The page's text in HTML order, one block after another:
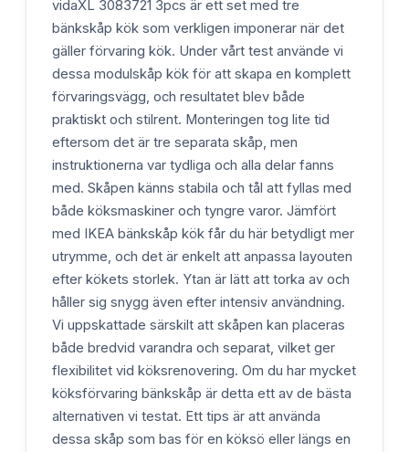
vidaXL 3083721 3pcs är ett set med tre
bänkskåp kök som verkligen imponerar när det
gäller förvaring kök. Under vårt test använde vi
dessa modulskåp kök för att skapa en komplett
förvaringsvägg, och resultatet blev både
praktiskt och stilrent. Monteringen tog lite tid
eftersom det är tre separata skåp, men
instruktionerna var tydliga och alla delar fanns
med. Skåpen känns stabila och tål att fyllas med
både köksmaskiner och tyngre varor. Jämfört
med IKEA bänkskåp kök får du här betydligt mer
utrymme, och det är enkelt att anpassa layouten
efter kökets storlek. Ytan är lätt att torka av och
håller sig snygg även efter intensiv användning.
Vi uppskattade särskilt att skåpen kan placeras
både bredvid varandra och separat, vilket ger
flexibilitet vid köksrenovering. Om du har mycket
köksförvaring bänkskåp är detta ett av de bästa
alternativen vi testat. Ett tips är att använda
dessa skåp som bas för en köksö eller längs en